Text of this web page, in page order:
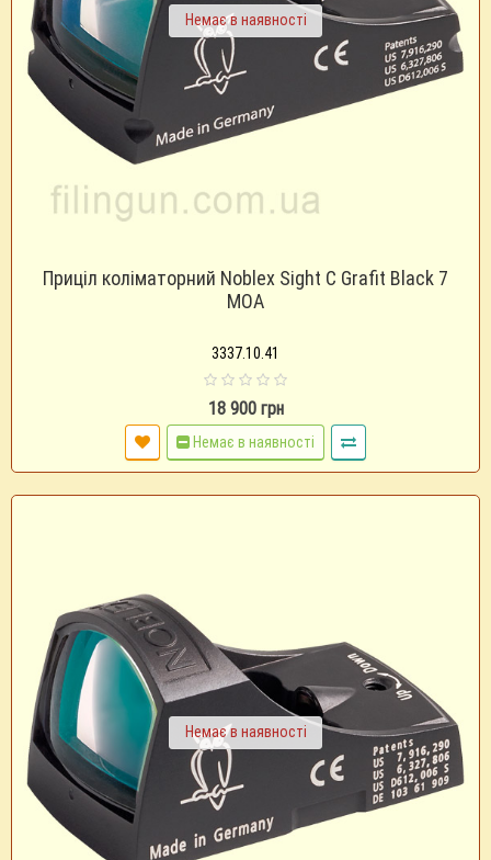
Немає в наявності
Приціл коліматорний Noblex Sight C Grafit Black 7
MOA
3337.10.41
18 900 грн
Немає в наявності
Немає в наявності